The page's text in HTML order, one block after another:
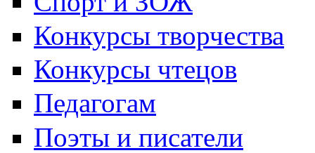
Конкурсы творчества
Конкурсы чтецов
Педагогам
Поэты и писатели